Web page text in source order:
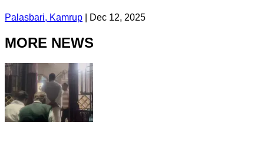
Palasbari, Kamrup Dec 12, 2025
MORE NEWS